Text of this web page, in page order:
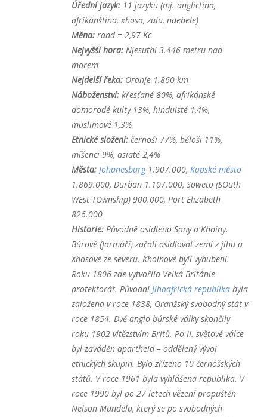
Úřední jazyk: 11 jazyku (mj. anglictina,
afrikánština, xhosa, zulu, ndebele)
Měna: rand = 2,97 Kc
Nejvyšší hora: Njesuthi 3.446 metru nad
morem
Nejdelší řeka: Oranje 1.860 km
Náboženství: křesťané 80%, afrikánské
domorodé kulty 13%, hinduisté 1,4%,
muslimové 1,3%
Etnické složení: černoši 77%, běloši 11%,
míšenci 9%, asiaté 2,4%
Města: Johanesburg1.907.000, Kapské město
1.869.000, Durban 1.107.000, Soweto (SOuth
WEst TOwnship) 900.000, Port Elizabeth
826.000
Historie: Původně osídleno Sany a Khoiny.
Búrové (farmáři) začali osidlovat zemi z jihu a
Xhosové ze severu. Khoinové byli vyhubeni.
Roku 1806 zde vytvořila Velká Británie
protektorát. PůvodníJihoafrická republika byla
založena v roce 1838, Oranžský svobodný stát v
roce 1854. Dvě anglo-búrské války skončily
roku 1902 vítězstvím Britů. Po II. světové válce
byl zaváděn apartheid – oddělený vývoj
etnických skupin. Bylo zřízeno 10 černošských
států. V roce 1961 byla vyhlášena republika. V
roce 1990 byl po 27 letech vězení propuštěn
Nelson Mandela, který se po svobodných